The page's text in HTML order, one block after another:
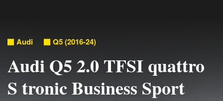
Audi Q5 (2016-24)
Audi Q5 2.0 TFSI quattro
S tronic Business Sport